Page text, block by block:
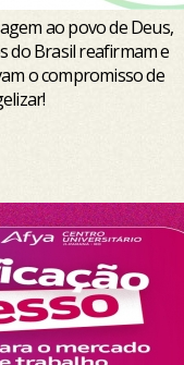
ao povo de Deus,
do Brasil reafirmam e
o compromisso de